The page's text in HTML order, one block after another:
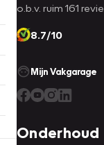
o.b.v. ruim 161
8.7/10
Mijn Vakgarage
Onderhoud